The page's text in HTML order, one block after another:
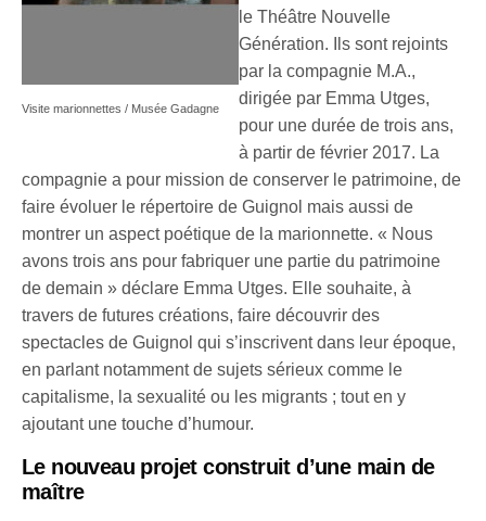
Visite marionnettes / Musée Gadagne
le Théâtre Nouvelle
Génération. Ils sont rejoints
par la compagnie M.A.,
dirigée par Emma Utges,
pour une durée de trois ans,
à partir de février 2017. La
compagnie a pour mission de conserver le patrimoine, de
faire évoluer le répertoire de Guignol mais aussi de
montrer un aspect poétique de la marionnette. « Nous
avons trois ans pour fabriquer une partie du patrimoine
de demain » déclare Emma Utges. Elle souhaite, à
travers de futures créations, faire découvrir des
spectacles de Guignol qui s’inscrivent dans leur époque,
en parlant notamment de sujets sérieux comme le
capitalisme, la sexualité ou les migrants ; tout en y
ajoutant une touche d’humour.
Le nouveau projet construit d’une main de
maître